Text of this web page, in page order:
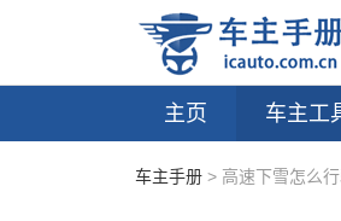
主页 车主工
车主手册 > 高速下雪怎么